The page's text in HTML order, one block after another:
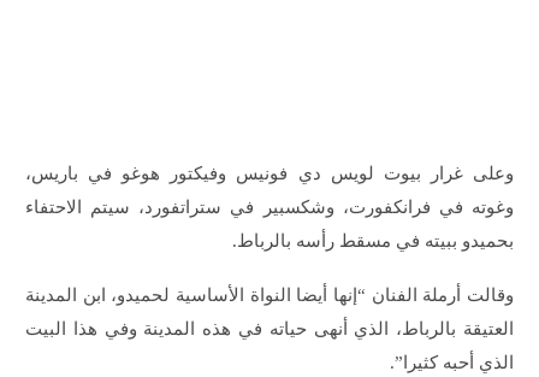
وعلى غرار بيوت لويس دي فونيس وفيكتور هوغو في باريس،
وغوته في فرانكفورت، وشكسبير في ستراتفورد، سيتم الاحتفاء
بحميدو ببيته في مسقط رأسه بالرباط.
وقالت أرملة الفنان “إنها أيضا النواة الأساسية لحميدو، ابن المدينة
العتيقة بالرباط، الذي أنهى حياته في هذه المدينة وفي هذا البيت
الذي أحبه كثيرا”.